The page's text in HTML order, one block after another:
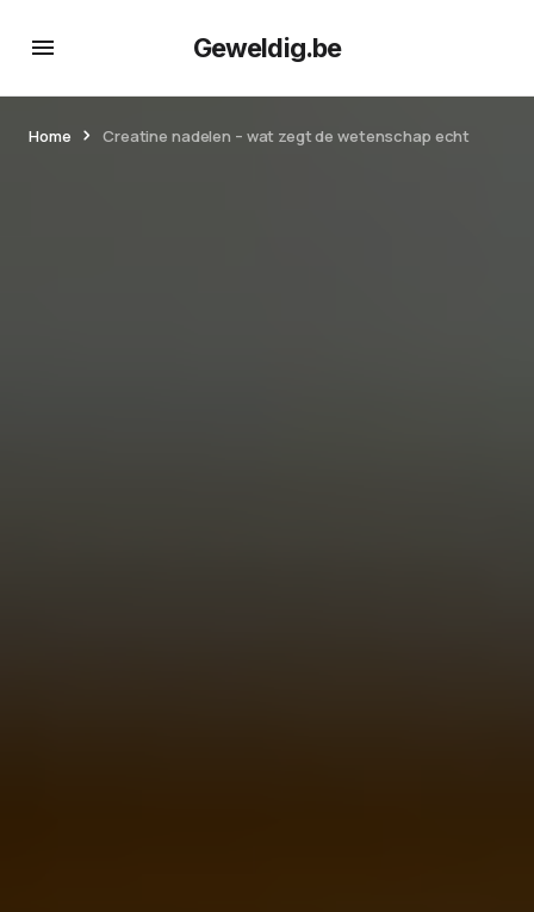
Geweldig.be
Home Creatine nadelen – wat zegt de wetenschap echt